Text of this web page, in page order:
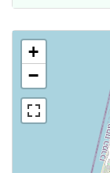
+
−